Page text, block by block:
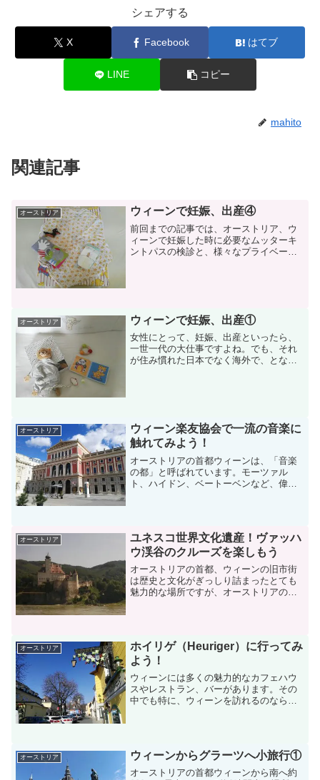
シェアする
X Facebook はてブ
LINE コピー
mahito
関連記事
オーストリア ウィーンで妊娠、出産④
前回までの記事では、オーストリア、ウ
ィーンで妊娠した時に必要なムッターキ
ントパスの検診と、様々なプライベート
オーストリア ウィーンで妊娠、出産①
女性にとって、妊娠、出産といったら、
一世一代の大仕事ですよね。でも、それ
が住み慣れた日本でなく海外で、となっ
オーストリア
ウィーン楽友協会で一流の音楽に
触れてみよう！
オーストリアの首都ウィーンは、「音楽
の都」と呼ばれています。モーツァル
ト、ハイドン、ベートーベンなど、偉大
開かれています。今回は、ウ...
オーストリア
ユネスコ世界文化遺産！ヴァッハ
ウ渓谷のクルーズを楽しもう
オーストリアの首都、ウィーンの旧市街
は歴史と文化がぎっしり詰まったとても
魅力的な場所ですが、オーストリアの魅
谷」と呼ばれており、自然...
オーストリア
ホイリゲ（Heuriger）に行ってみ
よう！
ウィーンには多くの魅力的なカフェハウ
スやレストラン、バーがあります。その
中でも特に、ウィーンを訪れるのならば
オーストリア ウィーンからグラーツへ小旅行①
オーストリアの首都ウィーンから南へ約